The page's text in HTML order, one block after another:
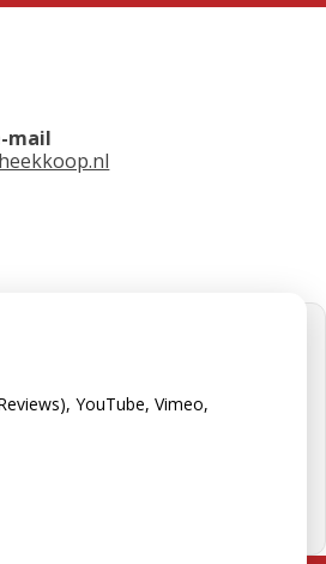
mail
YouTube, Vimeo,